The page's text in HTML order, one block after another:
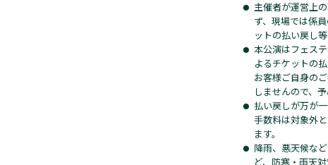
主催者が運営上
ず、現場では係
ットの払い戻し
本公演はフェス
よるチケットの
お客様ご自身の
しませんので、
払い戻しが万が
手数料は対象外
ます。
降雨、悪天候な
ど、防寒・雨天